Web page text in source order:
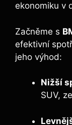
ekonomiku v
Začněme s
efektivní
jeho výhod:
Nižší
SUV,